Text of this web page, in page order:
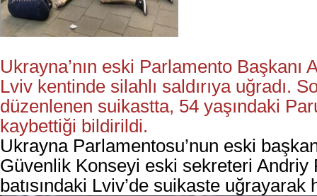
Ukrayna’nın eski Parlamento Başkanı
Lviv kentinde silahlı saldırıya uğradı.
düzenlenen suikastta, 54 yaşındaki
kaybettiği bildirildi.
Ukrayna Parlamentosu’nun eski
Güvenlik Konseyi eski sekreteri Andriy
batısındaki Lviv’de suikaste uğrayarak